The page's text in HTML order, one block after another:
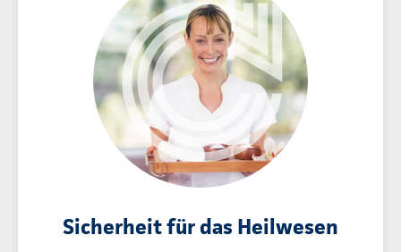
Sicherheit für das Heilwesen